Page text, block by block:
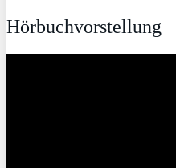
Hörbuchvorstellung